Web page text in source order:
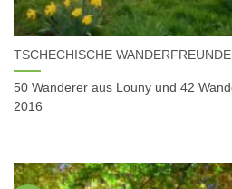
TSCHECHISCHE
50 Wanderer aus Louny und 42
2016